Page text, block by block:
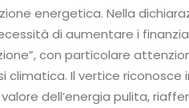
energetica. Nella
di aumentare i
con particolare
Il vertice riconosce
dell’energia pulita,